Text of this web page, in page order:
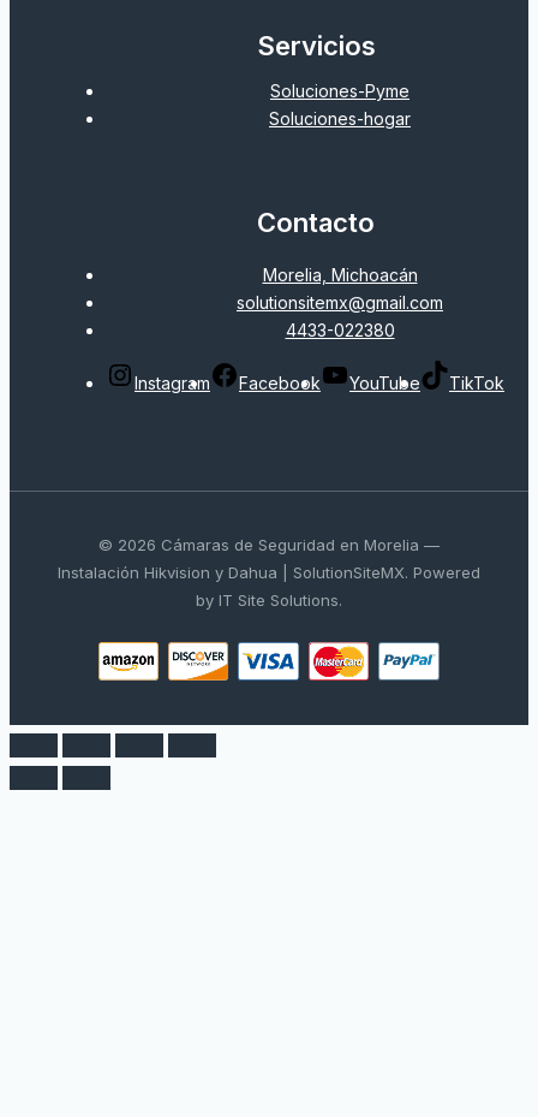
Servicios
Soluciones-Pyme
Soluciones-hogar
Contacto
Morelia, Michoacán
solutionsitemx@gmail.com
4433-022380
Instagram Facebook YouTube TikTok
© 2026 Cámaras de Seguridad en Morelia —
Instalación Hikvision y Dahua | SolutionSiteMX. Powered
by IT Site Solutions.